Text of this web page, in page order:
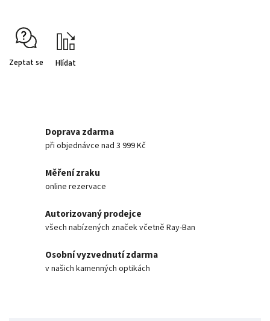
Zeptat se Hlídat
Doprava zdarma
při objednávce nad 3 999 Kč
Měření zraku
online rezervace
Autorizovaný prodejce
všech nabízených značek včetně Ray-Ban
Osobní vyzvednutí zdarma
v našich kamenných optikách